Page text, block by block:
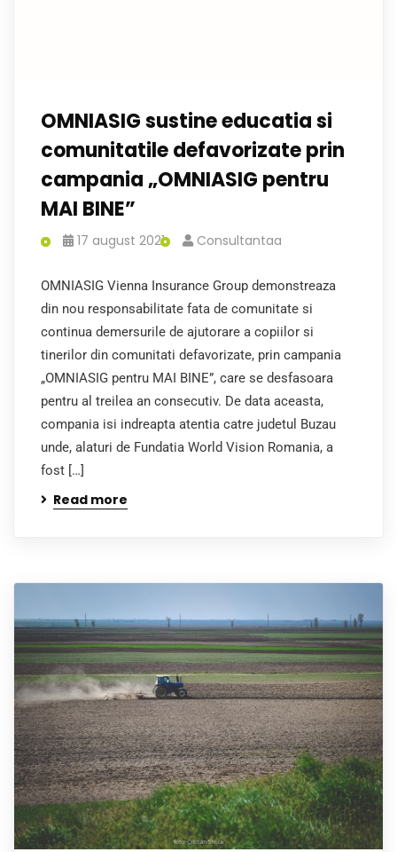
OMNIASIG sustine educatia si
comunitatile defavorizate prin
campania „OMNIASIG pentru
MAI BINE”
17 august 2021 Consultantaa
OMNIASIG Vienna Insurance Group demonstreaza
din nou responsabilitate fata de comunitate si
continua demersurile de ajutorare a copiilor si
tinerilor din comunitati defavorizate, prin campania
„OMNIASIG pentru MAI BINE”, care se desfasoara
pentru al treilea an consecutiv. De data aceasta,
compania isi indreapta atentia catre judetul Buzau
unde, alaturi de Fundatia World Vision Romania, a
fost […]
Read more